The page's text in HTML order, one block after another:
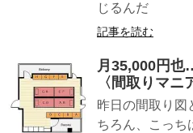
じるんだ
記事を読む
月35,000円
〈間取りマニ
昨日の間取り図
ちろん、こっち